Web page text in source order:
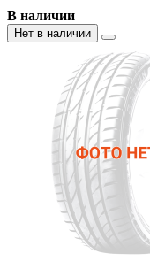
В наличии
Нет в наличии